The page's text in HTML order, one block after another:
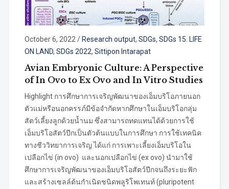
October 6, 2022 / Research output, SDGs, SDGs 15. LIFE
ON LAND, SDGs 2022, Sittipon Intarapat
Avian Embryonic Culture: A Perspective
of In Ovo to Ex Ovo and In Vitro Studies
Highlight การศึกษาการเจริญพัฒนาของเอ็มบริโอภายนอก
ตัวแม่หรือนอกครรภ์มีข้อจำกัดหากศึกษาในเอ็มบริโอกลุ่ม
สัตว์เลี้ยงลูกด้วยน้ำนม ซึ่งสามารถทดแทนได้ด้วยการใช้
เอ็มบริโอสัตว์ปีกเป็นตัวต้นแบบในการศึกษา การใช้เทคนิค
ทางชีววิทยาการเจริญ ได้แก่ การเพาะเลี้ยงเอ็มบริโอใน
เปลือกไข่ (in ovo) และนอกเปลือกไข่ (ex ovo) นำมาใช้
ศึกษาการเจริญพัฒนาของเอ็มบริโอสัตว์ปีกจนถึงระยะฟัก
และสร้างเซลล์ต้นกำเนิดชนิดพลูริโพเทนท์ (pluripotent